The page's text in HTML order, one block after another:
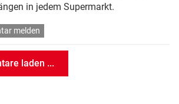
in jedem Supermarkt.
melden
laden ...